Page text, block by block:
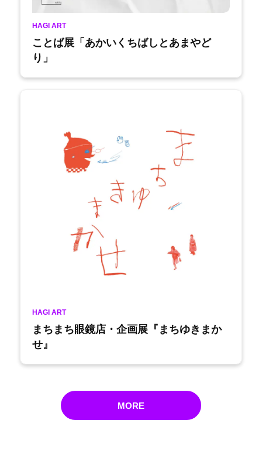
HAGI ART
ことば展「あかいくちばしとあまやど
り」
HAGI ART
まちまち眼鏡店・企画展『まちゆきまか
せ』
MORE